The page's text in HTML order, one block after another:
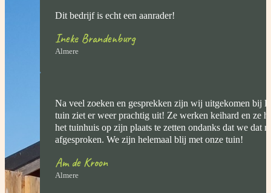
Dit bedrijf is echt een aanrader!
Ineke Brandenburg
Almere
Na veel zoeken en gesprekken zijn wij uitgekomen bij
tuin ziet er weer prachtig uit! Ze werken keihard en ze
het tuinhuis op zijn plaats te zetten ondanks dat we dat
afgesproken. We zijn helemaal blij met onze tuin!
Am de Kroon
Almere